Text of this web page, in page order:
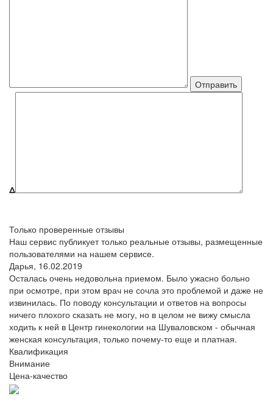
Δ
Только проверенные отзывы
Наш сервис публикует только реальные отзывы, размещенные
пользователями на нашем сервисе.
Дарья, 16.02.2019
Осталась очень недовольна приемом. Было ужасно больно
при осмотре, при этом врач не сочла это проблемой и даже не
извинилась. По поводу консультации и ответов на вопросы
ничего плохого сказать не могу, но в целом не вижу смысла
ходить к ней в Центр гинекологии на Шуваловском - обычная
женская консультация, только почему-то еще и платная.
Квалификация
Внимание
Цена-качество